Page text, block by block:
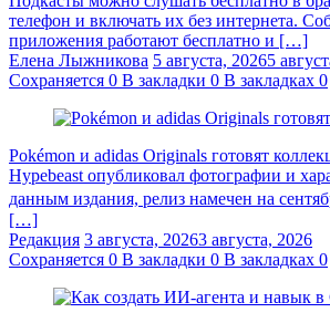
телефон и включать их без интернета.
приложения работают бесплатно и […]
Елена Лыжникова 5 августа, 20265
Сохраняется 0 В закладки 0 В закладках 0
Pokémon и adidas Originals готовят
Hypebeast опубликовал фотографии и
данным издания, релиз намечен на
[…]
Редакция 3 августа, 20263 августа, 2026
Сохраняется 0 В закладки 0 В закладках 0